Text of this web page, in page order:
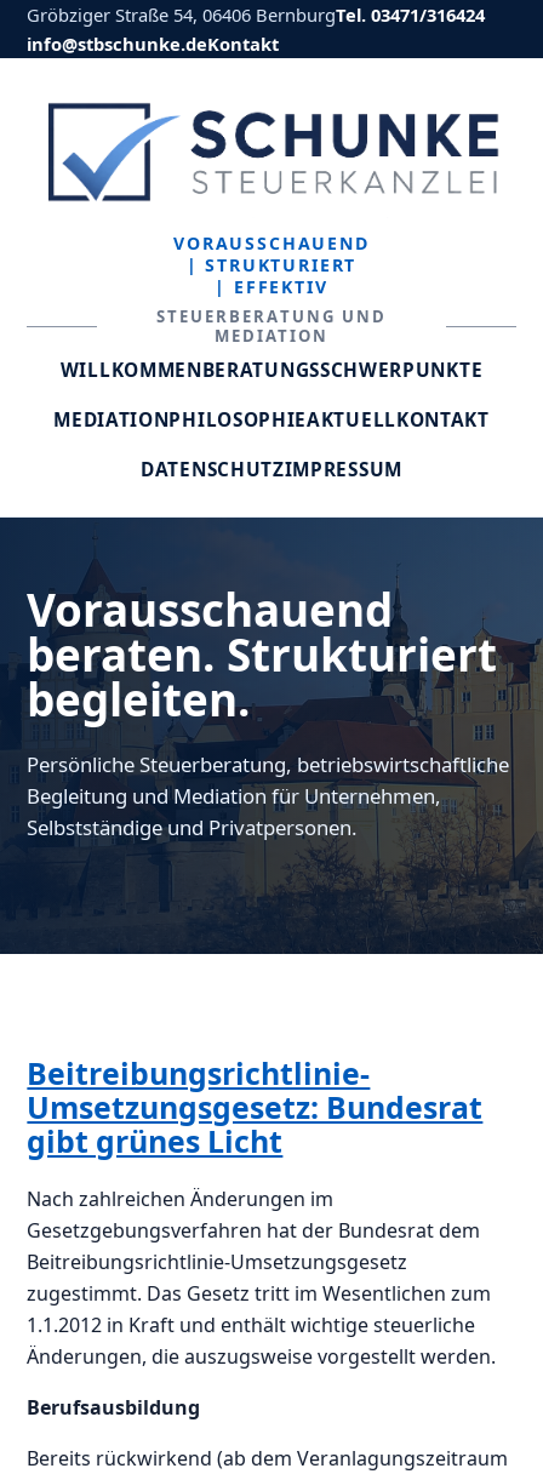
Gröbziger Straße 54, 06406 BernburgTel. 03471/316424
info@stbschunke.deKontakt
VORAUSSCHAUEND
| STRUKTURIERT
| EFFEKTIV
STEUERBERATUNG UND
MEDIATION
WILLKOMMENBERATUNGSSCHWERPUNKTE
MEDIATIONPHILOSOPHIEAKTUELLKONTAKT
DATENSCHUTZIMPRESSUM
Vorausschauend
beraten. Strukturiert
begleiten.
Persönliche Steuerberatung, betriebswirtschaftliche
Begleitung und Mediation für Unternehmen,
Selbstständige und Privatpersonen.
Beitreibungsrichtlinie-
Umsetzungsgesetz: Bundesrat
gibt grünes Licht
Nach zahlreichen Änderungen im
Gesetzgebungsverfahren hat der Bundesrat dem
Beitreibungsrichtlinie-Umsetzungsgesetz
zugestimmt. Das Gesetz tritt im Wesentlichen zum
1.1.2012 in Kraft und enthält wichtige steuerliche
Änderungen, die auszugsweise vorgestellt werden.
Berufsausbildung
Bereits rückwirkend (ab dem Veranlagungszeitraum